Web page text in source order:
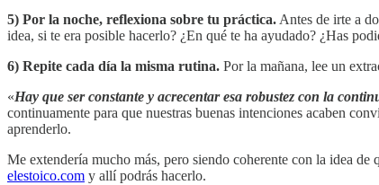
5) Por la noche, reflexiona sobre tu práctica. Antes de irte a
idea, si te era posible hacerlo? ¿En qué te ha ayudado? ¿Has
6) Repite cada día la misma rutina. Por la mañana, lee un
«Hay que ser constante y acrecentar esa robustez con la
continuamente para que nuestras buenas intenciones acaben
aprenderlo.
Me extendería mucho más, pero siendo coherente con la idea
elestoico.com y allí podrás hacerlo.